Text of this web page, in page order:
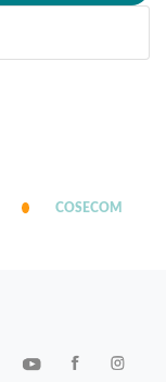
COSECOM